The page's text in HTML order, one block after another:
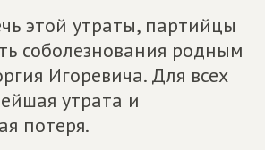
этой утраты, партийцы
соболезнования родным
Игоревича. Для всех
утрата и
потеря.